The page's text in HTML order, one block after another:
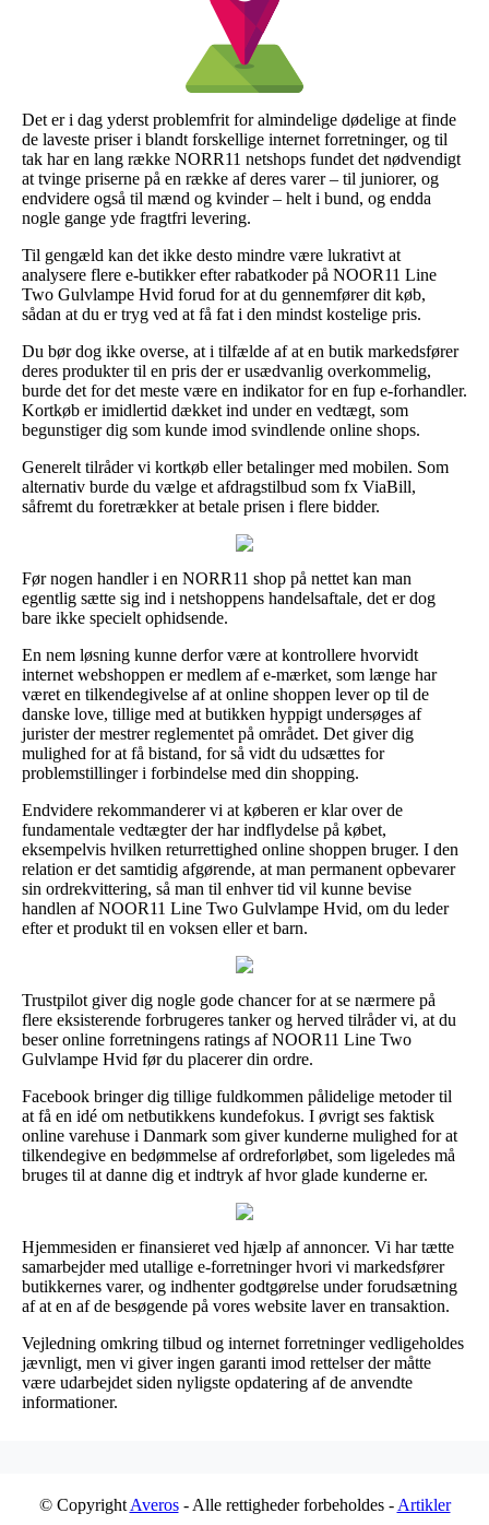
Det er i dag yderst problemfrit for almindelige dødelige at finde
de laveste priser i blandt forskellige internet forretninger, og til
tak har en lang række NORR11 netshops fundet det nødvendigt
at tvinge priserne på en række af deres varer – til juniorer, og
endvidere også til mænd og kvinder – helt i bund, og endda
nogle gange yde fragtfri levering.
Til gengæld kan det ikke desto mindre være lukrativt at
analysere flere e-butikker efter rabatkoder på NOOR11 Line
Two Gulvlampe Hvid forud for at du gennemfører dit køb,
sådan at du er tryg ved at få fat i den mindst kostelige pris.
Du bør dog ikke overse, at i tilfælde af at en butik markedsfører
deres produkter til en pris der er usædvanlig overkommelig,
burde det for det meste være en indikator for en fup e-forhandler.
Kortkøb er imidlertid dækket ind under en vedtægt, som
begunstiger dig som kunde imod svindlende online shops.
Generelt tilråder vi kortkøb eller betalinger med mobilen. Som
alternativ burde du vælge et afdragstilbud som fx ViaBill,
såfremt du foretrækker at betale prisen i flere bidder.
Før nogen handler i en NORR11 shop på nettet kan man
egentlig sætte sig ind i netshoppens handelsaftale, det er dog
bare ikke specielt ophidsende.
En nem løsning kunne derfor være at kontrollere hvorvidt
internet webshoppen er medlem af e-mærket, som længe har
været en tilkendegivelse af at online shoppen lever op til de
danske love, tillige med at butikken hyppigt undersøges af
jurister der mestrer reglementet på området. Det giver dig
mulighed for at få bistand, for så vidt du udsættes for
problemstillinger i forbindelse med din shopping.
Endvidere rekommanderer vi at køberen er klar over de
fundamentale vedtægter der har indflydelse på købet,
eksempelvis hvilken returrettighed online shoppen bruger. I den
relation er det samtidig afgørende, at man permanent opbevarer
sin ordrekvittering, så man til enhver tid vil kunne bevise
handlen af NOOR11 Line Two Gulvlampe Hvid, om du leder
efter et produkt til en voksen eller et barn.
Trustpilot giver dig nogle gode chancer for at se nærmere på
flere eksisterende forbrugeres tanker og herved tilråder vi, at du
beser online forretningens ratings af NOOR11 Line Two
Gulvlampe Hvid før du placerer din ordre.
Facebook bringer dig tillige fuldkommen pålidelige metoder til
at få en idé om netbutikkens kundefokus. I øvrigt ses faktisk
online varehuse i Danmark som giver kunderne mulighed for at
tilkendegive en bedømmelse af ordreforløbet, som ligeledes må
bruges til at danne dig et indtryk af hvor glade kunderne er.
Hjemmesiden er finansieret ved hjælp af annoncer. Vi har tætte
samarbejder med utallige e-forretninger hvori vi markedsfører
butikkernes varer, og indhenter godtgørelse under forudsætning
af at en af de besøgende på vores website laver en transaktion.
Vejledning omkring tilbud og internet forretninger vedligeholdes
jævnligt, men vi giver ingen garanti imod rettelser der måtte
være udarbejdet siden nyligste opdatering af de anvendte
informationer.
© Copyright Averos- Alle rettigheder forbeholdes - Artikler